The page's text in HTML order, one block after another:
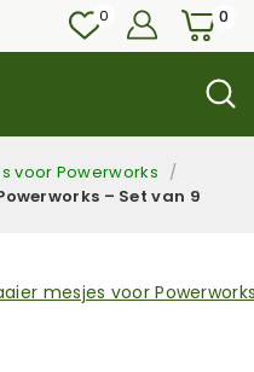
0 0
voor Powerworks /
– Set van 9